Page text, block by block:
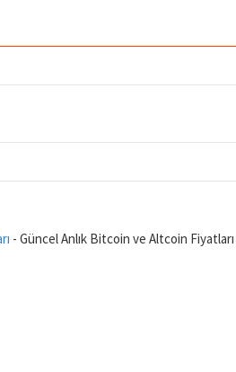
- Güncel Anlık Bitcoin ve Altcoin Fiyatları